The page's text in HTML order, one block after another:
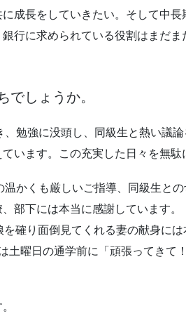
成長をしていきたい。そして中
行に求められている役割はまだ
でしょうか。
勉強に没頭し、同級生と熱い議
います。この充実した日々を無駄
かくも厳しいご指導、同級生と
部下には本当に感謝しています。
確り面倒見てくれる妻の献身に
曜日の通学前に「頑張ってきて